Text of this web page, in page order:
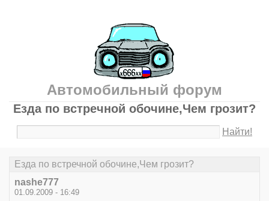
Автомобильный форум
Езда по встречной обочине,Чем грозит?
Найти!
Езда по встречной обочине,Чем грозит?
nashe777
01.09.2009 - 16:49